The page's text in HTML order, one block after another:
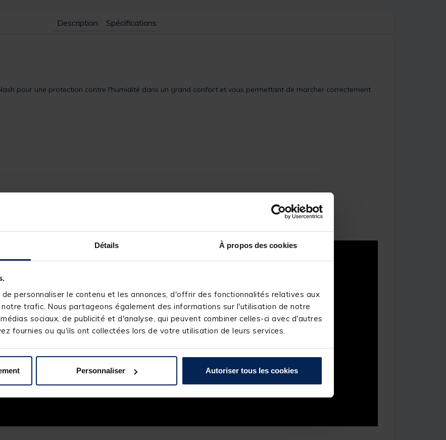
Détails À propos des cookies
personnaliser le contenu et les annonces, d'offrir des fonctionnalités relatives aux
trafic. Nous partageons également des informations sur l'utilisation de notre
sociaux, de publicité et d'analyse, qui peuvent combiner celles-ci avec d'autres
fournies ou qu'ils ont collectées lors de votre utilisation de leurs services.
Personnaliser Autoriser tous les cookies
Description Spécifications
pour une protection contre l'humidité dans un grand confort et vous permettant de marcher correctement